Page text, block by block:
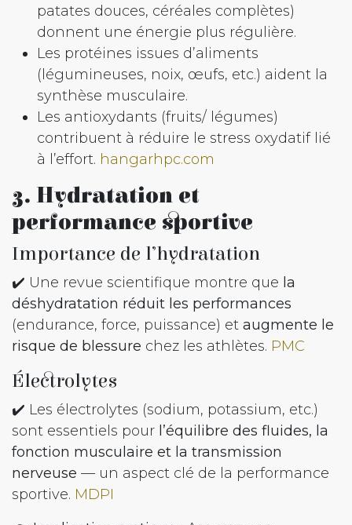
patates douces, céréales complètes)
donnent une énergie plus régulière.
Les protéines issues d’aliments
(légumineuses, noix, œufs, etc.) aident la
synthèse musculaire.
Les antioxydants (fruits/ légumes)
contribuent à réduire le stress oxydatif lié
à l’effort. hangarhpc.com
3. Hydratation et
performance sportive
Importance de l’hydratation
✔️ Une revue scientifique montre que la
déshydratation réduit les performances
(endurance, force, puissance) et augmente le
risque de blessure chez les athlètes. PMC
Électrolytes
✔️ Les électrolytes (sodium, potassium, etc.)
sont essentiels pour l’équilibre des fluides, la
fonction musculaire et la transmission
nerveuse — un aspect clé de la performance
sportive. MDPI